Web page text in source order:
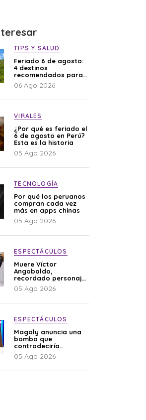
TIPS Y SALUD
Feriado 6 de agosto:
4 destinos
recomendados para
disfrutar el descanso
06 Ago 2026
VIRALES
¿Por qué es feriado el
6 de agosto en Perú?
Esta es la historia
05 Ago 2026
TECNOLOGÍA
Por qué los peruanos
compran cada vez
más en apps chinas
05 Ago 2026
ESPECTÁCULOS
Muere Víctor
Angobaldo,
recordado personaje
de la farándula y
expareja de Shirley
05 Ago 2026
ESPECTÁCULOS
Magaly anuncia una
bomba que
contradeciría
comunicado de La
Bella Luz: “Hay un
05 Ago 2026